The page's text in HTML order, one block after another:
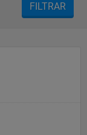
FILTRAR